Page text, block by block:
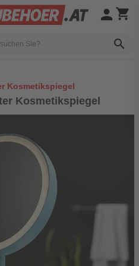
search
person shopping_cart
Kosmetikspiegel
Kosmetikspiegel